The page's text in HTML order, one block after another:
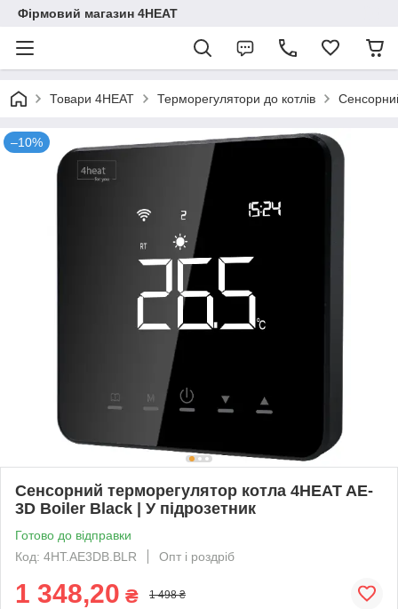
Фірмовий магазин 4HEAT
Товари 4HEAT Терморегулятори до котлів
–10%
Сенсорний терморегулятор котла 4HEAT AE-
3D Boiler Black | У підрозетник
Готово до відправки
Код: 4HT.AE3DB.BLR
Опт і роздріб
1 348,20 ₴ 1 498 ₴